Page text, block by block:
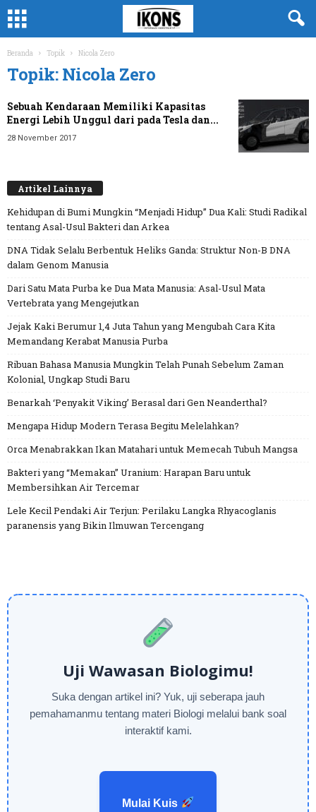
Beranda Topik Nicola Zero
Topik: Nicola Zero
Sebuah Kendaraan Memiliki Kapasitas
Energi Lebih Unggul dari pada Tesla dan...
28 November 2017
Artikel Lainnya
Kehidupan di Bumi Mungkin “Menjadi Hidup” Dua Kali: Studi Radikal
tentang Asal-Usul Bakteri dan Arkea
DNA Tidak Selalu Berbentuk Heliks Ganda: Struktur Non-B DNA
dalam Genom Manusia
Dari Satu Mata Purba ke Dua Mata Manusia: Asal-Usul Mata
Vertebrata yang Mengejutkan
Jejak Kaki Berumur 1,4 Juta Tahun yang Mengubah Cara Kita
Memandang Kerabat Manusia Purba
Ribuan Bahasa Manusia Mungkin Telah Punah Sebelum Zaman
Kolonial, Ungkap Studi Baru
Benarkah ‘Penyakit Viking’ Berasal dari Gen Neanderthal?
Mengapa Hidup Modern Terasa Begitu Melelahkan?
Orca Menabrakkan Ikan Matahari untuk Memecah Tubuh Mangsa
Bakteri yang “Memakan” Uranium: Harapan Baru untuk
Membersihkan Air Tercemar
Lele Kecil Pendaki Air Terjun: Perilaku Langka Rhyacoglanis
paranensis yang Bikin Ilmuwan Tercengang
Uji Wawasan Biologimu!
Suka dengan artikel ini? Yuk, uji seberapa jauh
pemahamanmu tentang materi Biologi melalui bank soal
interaktif kami.
Mulai Kuis